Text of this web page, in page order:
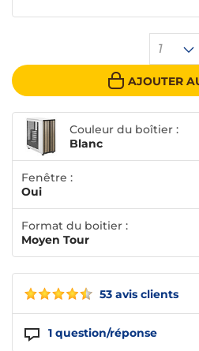
53 avis clients
1 question/réponse
1
AJOUTER
Couleur du boîtier :
Blanc
Fenêtre :
Oui
Format du boitier :
Moyen Tour